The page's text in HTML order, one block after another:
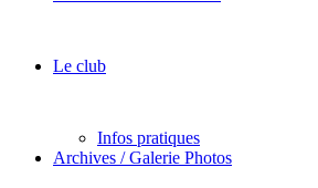
Le club
Infos pratiques
Archives / Galerie Photos